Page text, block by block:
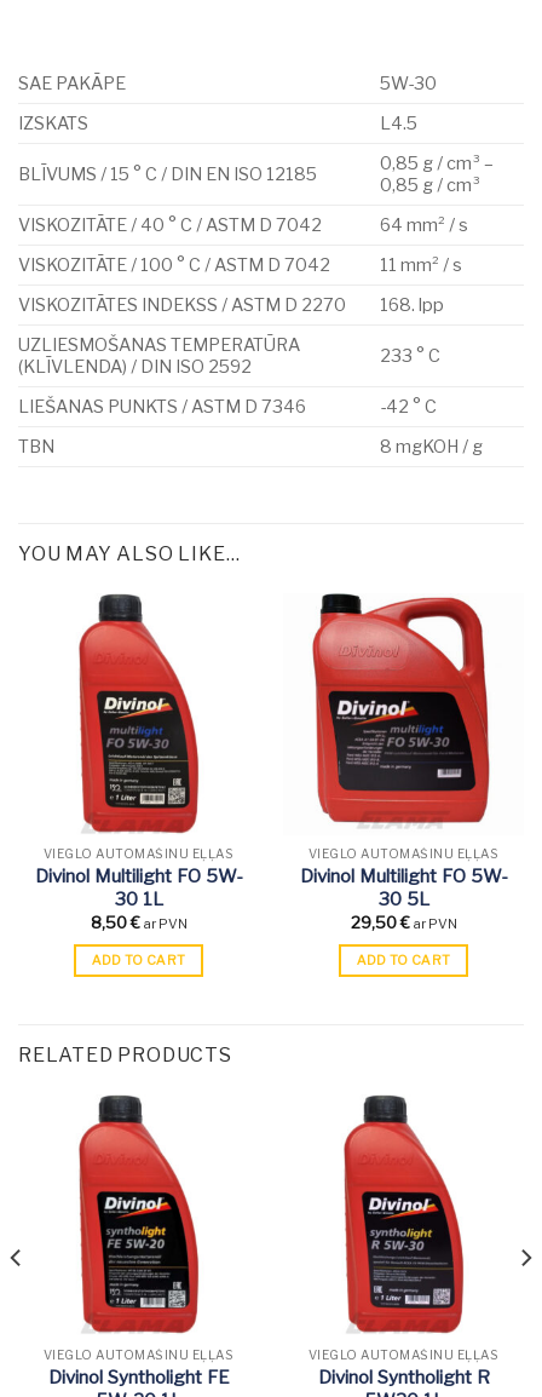
SAE PAKĀPE
5W-30
IZSKATS
L4.5
BLĪVUMS / 15 ° C / DIN EN ISO 12185
0,85 g / cm³ –
0,85 g / cm³
VISKOZITĀTE / 40 ° C / ASTM D 7042
64 mm² / s
VISKOZITĀTE / 100 ° C / ASTM D 7042
11 mm² / s
VISKOZITĀTES INDEKSS / ASTM D 2270
168. lpp
UZLIESMOŠANAS TEMPERATŪRA
(KLĪVLENDA) / DIN ISO 2592
233 ° C
LIEŠANAS PUNKTS / ASTM D 7346
-42 ° C
TBN
8 mgKOH / g
YOU MAY ALSO LIKE…
VIEGLO AUTOMAŠĪNU EĻĻAS
Divinol Multilight FO 5W-
30 1L
8,50€ ar PVN
ADD TO CART
VIEGLO AUTOMAŠĪNU EĻĻAS
Divinol Multilight FO 5W-
30 5L
29,50€ ar PVN
ADD TO CART
RELATED PRODUCTS
VIEGLO AUTOMAŠĪNU EĻĻAS
Divinol Syntholight FE
VIEGLO AUTOMAŠĪNU EĻĻAS
Divinol Syntholight R